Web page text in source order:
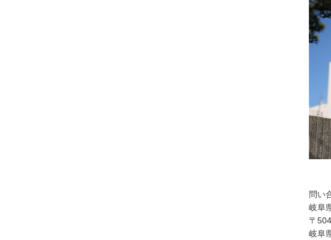
問い
岐阜
〒
岐阜